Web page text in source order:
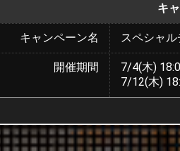
キ
キャンペーン名 スペシャ
開催期間
7/4(木)
7/12(木)